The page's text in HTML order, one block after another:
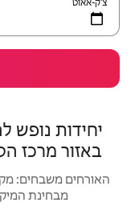
שקיבלו דירוג
במקסיקו
האלה מקבלים
וקריטריונים נוספים.